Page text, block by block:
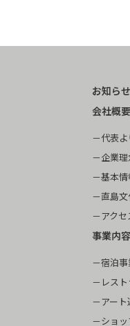
なってください。
お知らせ
会社概要
代表
企業理
基本
直島
アクセ
事業内容
宿泊
レス
アー
ショ